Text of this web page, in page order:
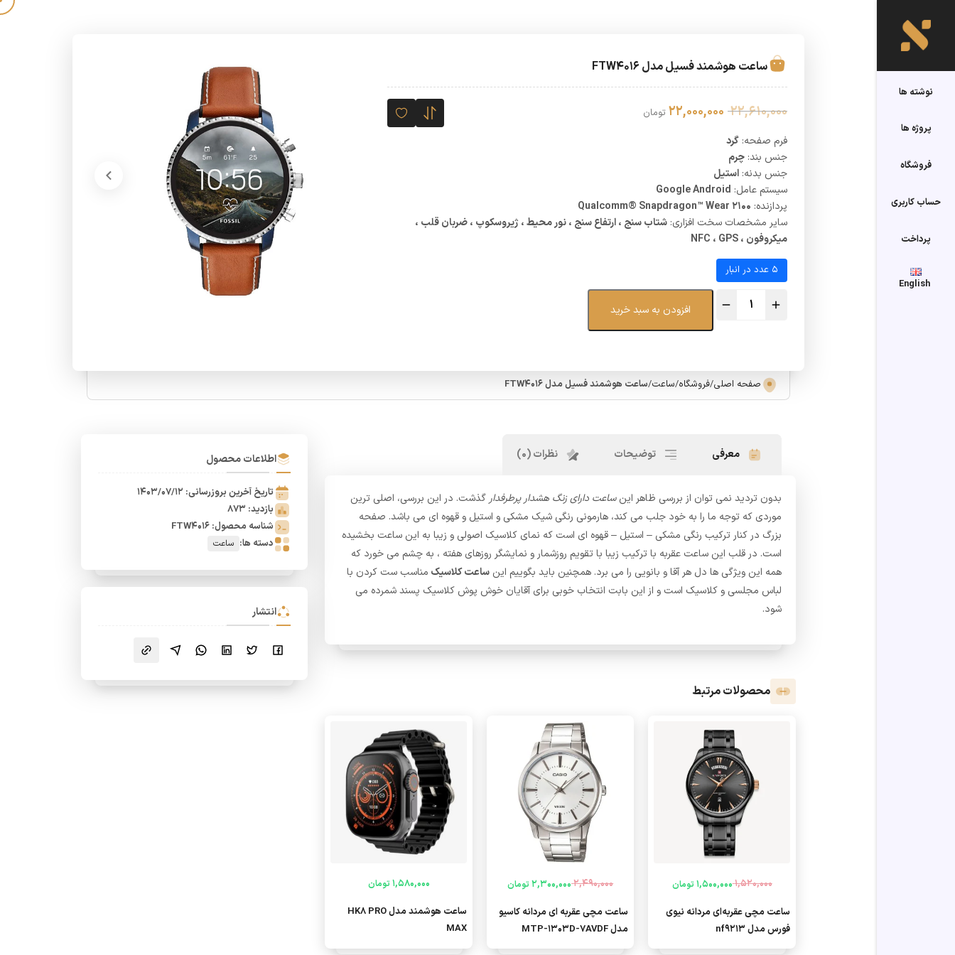
نوشته ها
پروژه ها
فروشگاه
حساب کاربری
پرداخت
English
ساعت هوشمند فسیل مدل FTW4016
22,610,000 قیمت
22,000,000 تومان
فرم صفحه: گرد
جنس بند: چرم
جنس بدنه: استیل
سیستم عامل: Google Android
پردازنده: Qualcomm® Snapdragon™ Wear ۲۱۰۰
سایر مشخصات سخت افزاری: شتاب سنج ، ارتفاع سنج ، نور محیط ، ژیروسکوپ ، ضربان قلب ،
میکروفون ، NFC ، GPS
5 عدد در انبار
ساعت
FTW4016
عدد
افزودن به سبد خرید
صفحه اصلی/فروشگاه/ساعت/ساعت هوشمند فسیل مدل FTW4016
معرفی توضیحات نظرات (0)
بدون تردید نمی توان از بررسی ظاهر اینساعت دارای زنگ هشدار پرطرفدار گذشت. در این بررسی، اصلی ترین
موردی که توجه ما را به خود جلب می کند، هارمونی رنگی شیک مشکی و استیل و قهوه ای می باشد. صفحه
بزرگ در کنار ترکیب رنگی مشکی – استیل – قهوه ای است که نمای کلاسیک اصولی و زیبا به این ساعت بخشیده
است. در قلب این ساعت عقربه با ترکیب زیبا با تقویم روزشمار و نمایشگر روزهای هفته ، به چشم می خورد که
همه این ویژگی ها دل هر آقا و بانویی را می برد. همچنین باید بگوییم این ساعت کلاسیک مناسب ست کردن با
لباس مجلسی و کلاسیک است و از این بابت انتخاب خوبی برای آقایان خوش پوش کلاسیک پسند شمرده می
شود.
محصولات مرتبط
1,520,000
قیمت
اصلی
بود.
1,500,000 تومان قیمت
فعلی
است.
ساعت مچی عقربه‌ای مردانه نیوی
فورس مدل nf9213
2,490,000
قیمت
اصلی
بود.
2,300,000 تومان
قیمت
فعلی
است.
ساعت مچی عقربه ای مردانه کاسیو
مدل MTP-1303D-7AVDF
1,580,000 تومان
ساعت هوشمند مدل HK8 PRO
MAX
اطلاعات محصول
تاریخ آخرین بروزرسانی: 1403/07/12
بازدید: 873
شناسه محصول: FTW4016
دسته ها: ساعت
انتشار